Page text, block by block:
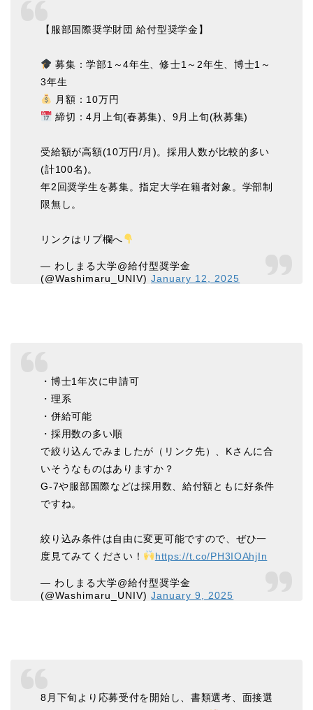
【服部国際奨学財団 給付型奨学金】
募集：学部1～4年生、修士1～2年生、博士1～
3年生
月額：10万円
締切：4月上旬(春募集)、9月上旬(秋募集)
受給額が高額(10万円/月)。採用人数が比較的多い
(計100名)。
年2回奨学生を募集。指定大学在籍者対象。学部制
限無し。
リンクはリプ欄へ
— わしまる大学@給付型奨学金
(@Washimaru_UNIV)January 12, 2025
・博士1年次に申請可
・理系
・併給可能
・採用数の多い順
で絞り込んでみましたが（リンク先）、Kさんに合
いそうなものはありますか？
G-7や服部国際などは採用数、給付額ともに好条件
ですね。
絞り込み条件は自由に変更可能ですので、ぜひ一
度見てみてください！
https://t.co/PH3IOAhjIn
— わしまる大学@給付型奨学金
(@Washimaru_UNIV)January 9, 2025
8月下旬より応募受付を開始し、書類選考、面接選